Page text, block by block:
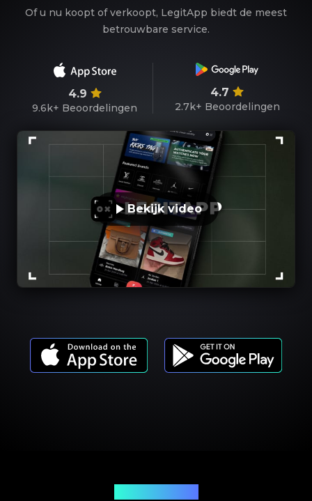
Of u nu koopt of verkoopt, LegitApp biedt de meest
betrouwbare service.
4.9
9.6k+ Beoordelingen
4.7
2.7k+ Beoordelingen
Bekijk video